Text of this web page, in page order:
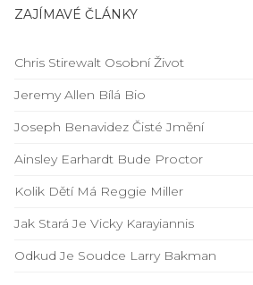
ZAJÍMAVÉ ČLÁNKY
Chris Stirewalt Osobní Život
Jeremy Allen Bílá Bio
Joseph Benavidez Čisté Jmění
Ainsley Earhardt Bude Proctor
Kolik Dětí Má Reggie Miller
Jak Stará Je Vicky Karayiannis
Odkud Je Soudce Larry Bakman